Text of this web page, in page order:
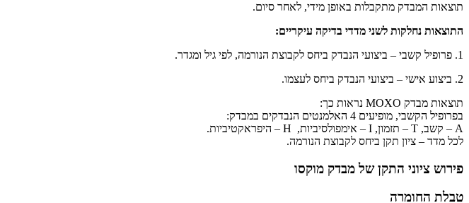
תוצאות המבדק מתקבלות באופן מידי, לאחר סיום.
התוצאות נחלקות לשני מדדי בדיקה עיקריים:
1. פרופיל קשבי – ביצועי הנבדק ביחס לקבוצת הנורמה, לפי גיל ומגדר.
2. ביצוע אישי – ביצועי הנבדק ביחס לעצמו.
תוצאות מבדק MOXO נראות כך:
בפרופיל הקשבי, מופיעים 4 האלמנטים הנבדקים במבדק:
A – קשב, T – תזמון, I – אימפולסיביות, H – היפראקטיביות.
לכל מדד – ציון תקן ביחס לקבוצת הנורמה.
פירוש ציוני התקן של מבדק מוקסו
טבלת החומרה